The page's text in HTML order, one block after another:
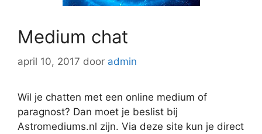
Medium chat
april 10, 2017 door admin
Wil je chatten met een online medium of
paragnost? Dan moet je beslist bij
Astromediums.nl zijn. Via deze site kun je direct